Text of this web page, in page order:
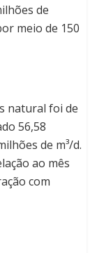
de
meio de 150
natural foi de
56,58
de m³/d.
ao mês
com